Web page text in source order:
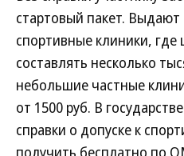
стартовый пакет.
спортивные клиники,
составлять несколько
небольшие частные
от 1500 руб. В
справки о допуске к
получить бесплатно по